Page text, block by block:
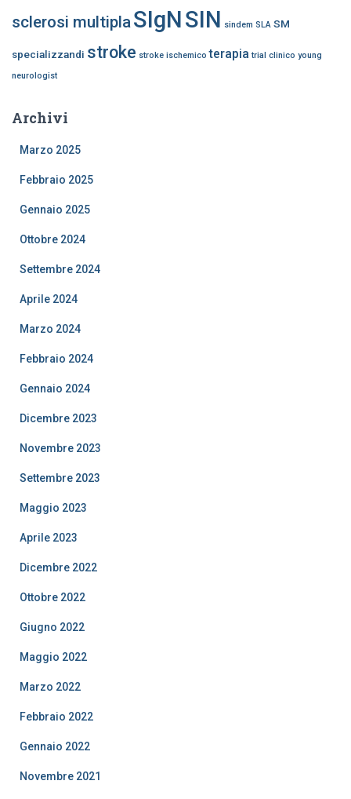
sclerosi multipla SIgNSIN sindem SLA SM
specializzandi stroke stroke ischemico terapia trial clinico young
neurologist
Archivi
Marzo 2025
Febbraio 2025
Gennaio 2025
Ottobre 2024
Settembre 2024
Aprile 2024
Marzo 2024
Febbraio 2024
Gennaio 2024
Dicembre 2023
Novembre 2023
Settembre 2023
Maggio 2023
Aprile 2023
Dicembre 2022
Ottobre 2022
Giugno 2022
Maggio 2022
Marzo 2022
Febbraio 2022
Gennaio 2022
Novembre 2021